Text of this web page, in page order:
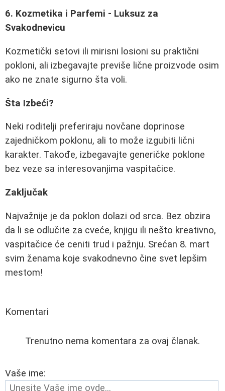
6. Kozmetika i Parfemi - Luksuz za
Svakodnevicu
Kozmetički setovi ili mirisni losioni su praktični
pokloni, ali izbegavajte previše lične proizvode osim
ako ne znate sigurno šta voli.
Šta Izbeći?
Neki roditelji preferiraju novčane doprinose
zajedničkom poklonu, ali to može izgubiti lični
karakter. Takođe, izbegavajte generičke poklone
bez veze sa interesovanjima vaspitačice.
Zaključak
Najvažnije je da poklon dolazi od srca. Bez obzira
da li se odlučite za cveće, knjigu ili nešto kreativno,
vaspitačice će ceniti trud i pažnju. Srećan 8. mart
svim ženama koje svakodnevno čine svet lepšim
mestom!
Komentari
Trenutno nema komentara za ovaj članak.
Vaše ime: